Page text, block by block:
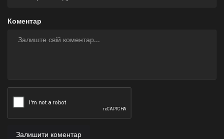
Коментар
Залишити коментар